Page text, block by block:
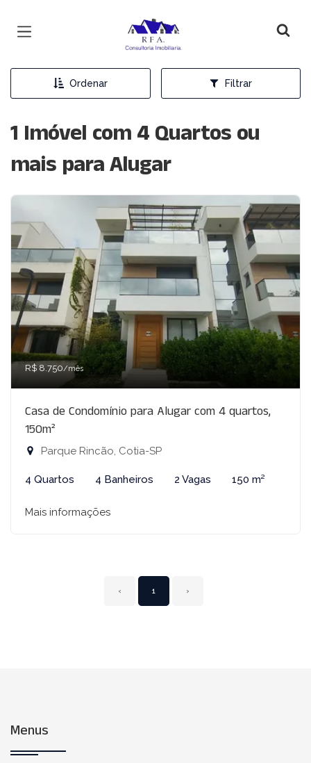
Página inicial
Ordenar Filtrar
1 Imóvel com 4 Quartos ou
mais para Alugar
R$ 8.750/mês
Casa de Condomínio para Alugar com 4 quartos,
150m²
Parque Rincão, Cotia-SP
4 Quartos 4 Banheiros 2 Vagas 150 m²
Mais informações
‹ 1 ›
Menus